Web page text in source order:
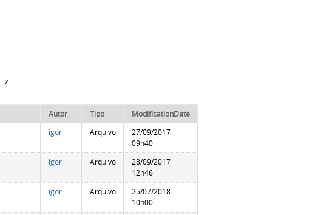
2
Autor Tipo
ModificationDate
igor Arquivo
27/09/2017
09h40
igor Arquivo
28/09/2017
12h46
igor Arquivo
25/07/2018
10h00